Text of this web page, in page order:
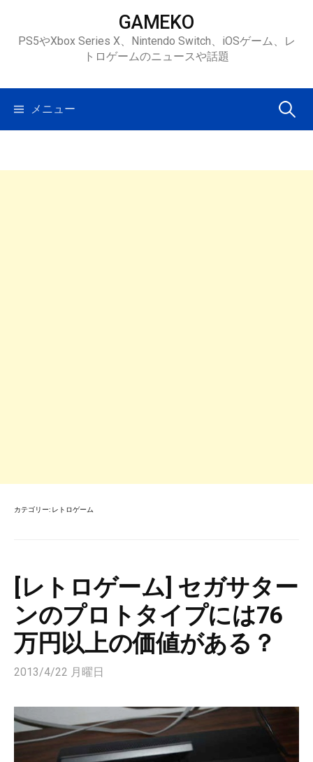
ツ
ス
GAMEKO
PS5やXbox Series X、Nintendo Switch、iOSゲーム、レ
トロゲームのニュースや話題
メニュー 検
カテゴリー: レトロゲーム
[レトロゲーム] セガサター
ンのプロトタイプには76
万円以上の価値がある？
2013/4/22 月曜日